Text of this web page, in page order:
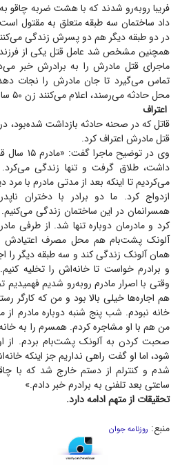
فریبا روبه‌رو شدند که با هشت ضربه چاقو
داد ساختمان سه طبقه متعلق به مقتول
در دو طبقه دیگر هم دو پسرش زندگی
همچنین مشخص شد عامل قتل یکی از
ماجرای قتل مادرش را به برادرش خبر
تماس می‌گیرد تا جان مادرش را نجات
محل حادثه می‌رسند، اعلام می‌کنند زن ۵۰ ساله به کام مرگ رفته‌است.
اعتراف
قاتل که در صحنه حادثه بازداشت شده‌بود،
قتل مادرش اعتراف کرد.
وی در
داشت، طلاق گرفت و تنها زندگی می‌کرد.
می‌کردیم تا اینکه بعد از مدتی مادرم با
ازدواج کرد. ما دو برادر با دختران
همسرانمان در این ساختمان زندگی
کرد و مادرمان دوباره تنها شد. از طرفی
آلونک پشت‌بام هم محل مصرف
همان آلونک زندگی کند و سه طبقه دیگر را
و برادرم خواست تا خانه‌اش را تخلیه
وقتی با اصرار مادرم روبه‌رو شدیم
هم اجاره‌ها خیلی بالا بود و من که کارگر
خانه نبودم. شب پنج شنبه دوباره مادرم
من هم با او مشاجره کردم. همسرم را به خانه
صحبت کردن به آلونک پشت‌بام بردم. از
شود، اما او گفت راهی نداریم جز اینکه
شدم و کنترلم از دستم خارج شد که با
ساعتی بعد تلفنی به برادرم خبر دادم.»
تحقیقات از متهم ادامه دارد.
منبع: روزنامه جوان